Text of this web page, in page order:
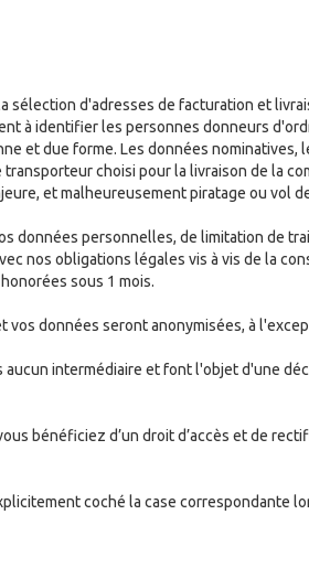
d'adresses de facturation et
à identifier les personnes donneurs
et due forme. Les données nominatives,
choisi pour la livraison de la
et malheureusement piratage ou vol
données personnelles, de limitation de
nos obligations légales vis à vis de la
sous 1 mois.
données seront anonymisées, à
intermédiaire et font l'objet d'une
bénéficiez d’un droit d’accès et de
coché la case correspondante